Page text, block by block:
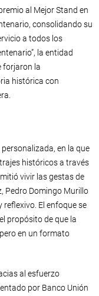
al Mejor Stand en
consolidando su
a todos los
la entidad
forjaron la
histórica con
en la que
históricos a través
vivir las gestas de
Pedro Domingo Murillo
El enfoque se
propósito de que la
en un formato
al esfuerzo
por Banco Unión